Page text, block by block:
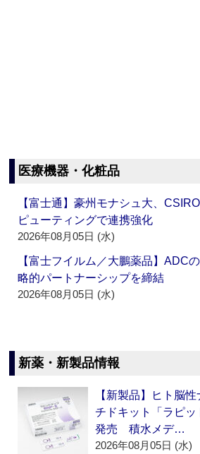
医療機器・化粧品
【富士通】豪州モナシュ大、
ピューティングで連携強化
2026年08月05日 (水)
【富士フイルム／大鵬薬品】ADC
略的パートナーシップを締結
2026年08月05日 (水)
新薬・新製品情報
【新製品】ヒト脳
チドキット「ラピ
発売 積水メデ…
2026年08月05日 (水)